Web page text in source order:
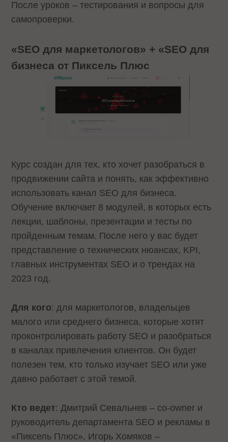
После уроков – тестирования и вопросы для
самопроверки.
«SEO для маркетологов» + «SEO для
бизнеса от Пиксель Плюс
Курс создан для тех, кто хочет разобраться в
продвижении сайта и понять, как эффективно
использовать канал SEO для бизнеса.
Обучение включает 8 модулей, в которых есть
лекции, шаблоны, презентации и тесты по
пройденным темам. После него у вас будет
представление о технических нюансах, KPI,
главных инструментах SEO и о трендах на
2023 год.
Для кого: для маркетологов, владельцев
малого или среднего бизнеса, которые хотят
проконтролировать работу SEO и разобраться
в каналах привлечения клиентов. Он будет
полезен тем, кто только изучает SEO или уже
давно работает с этой темой.
Кто ведет: Дмитрий Севальнев – co-owner и
руководитель департамента SEO и рекламы в
«Пиксель Плюс», Игорь Хомяков –